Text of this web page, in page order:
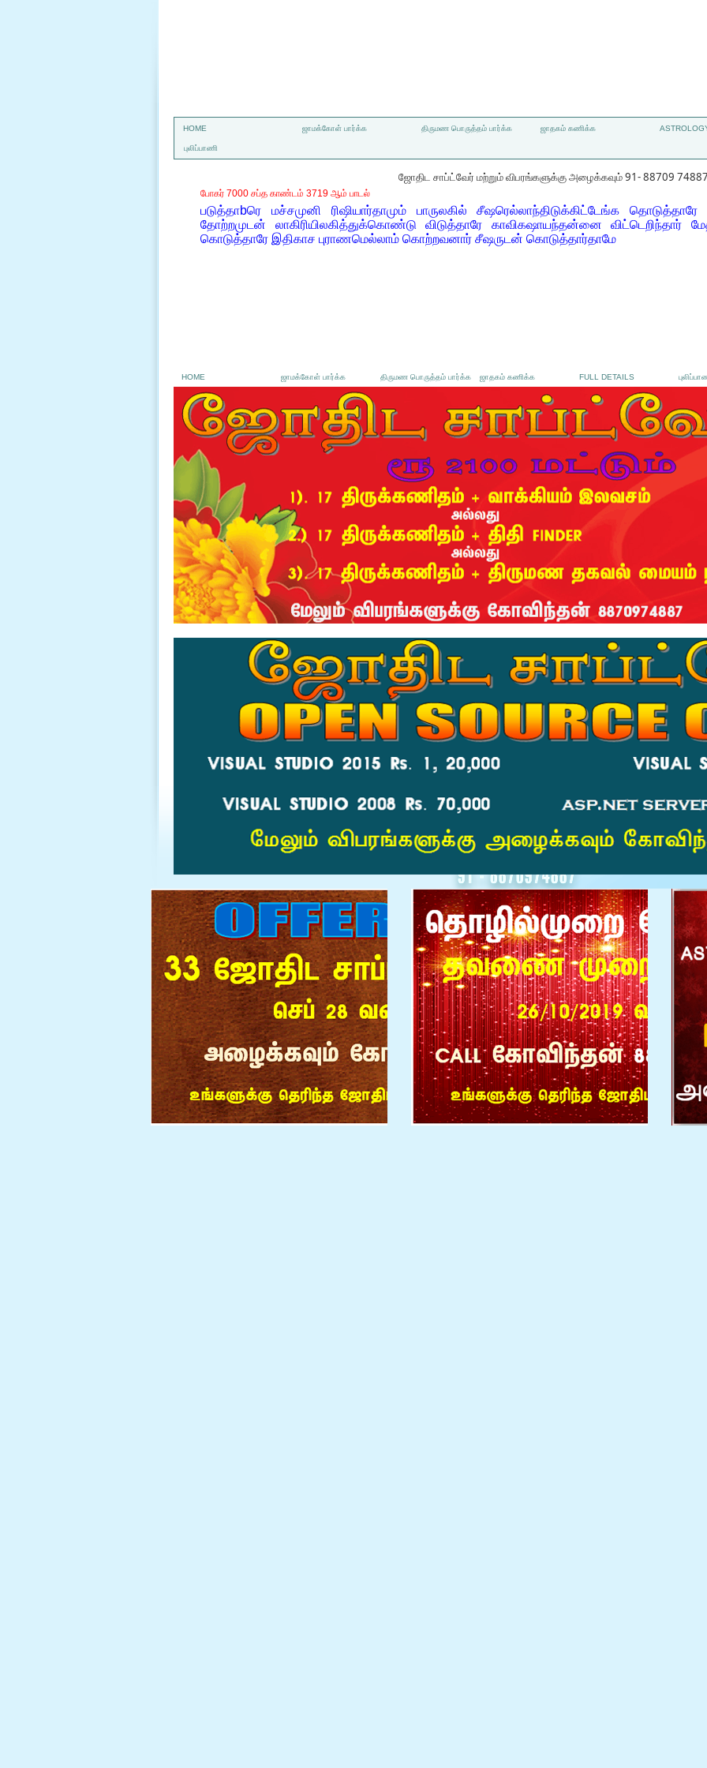
HOME ஜாமக்கோள் பார்க்க திருமண பொருத்தம் பார்க்க ஜாதகம் கணிக்க
புலிப்பாணி
ஜோதிட சாப்ட்வேர் மற்றும் விபரங்களுக்கு அழைக்கவும் 91- 88709
போகர் 7000 சப்த காண்டம் 3719 ஆம் பாடல்
படுத்தாbரெ மச்சமுனி ரிஷியார்தாமும் பாருலகில் சீஷரெல்லாந்திடுக்கிட்டேங்க
தோற்றமுடன் லாகிரியிலகித்துக்கொண்டு விடுத்தாரே காவிகஷாயந்தன்னை விட்டெறிந்தார்
கொடுத்தாரே இதிகாச புராணமெல்லாம் கொற்றவனார் சீஷருடன் கொடுத்தார்தாமே
HOME ஜாமக்கோள் பார்க்க திருமண பொருத்தம் பார்க்க ஜாதகம் கணிக்க FULL DETAILS